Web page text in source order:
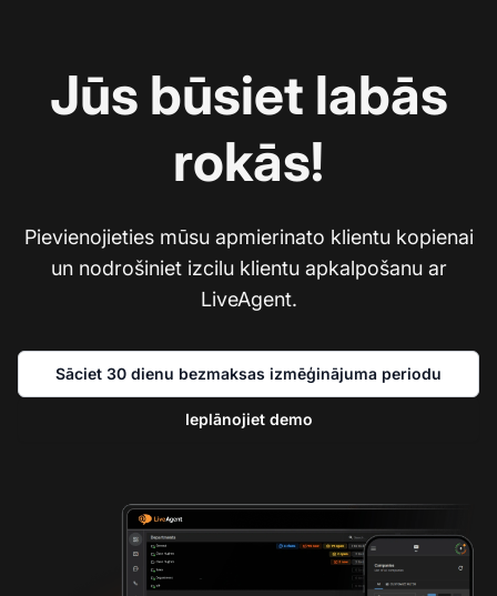
Jūs būsiet labās
rokās!
Pievienojieties mūsu apmierinato klientu kopienai
un nodrošiniet izcilu klientu apkalpošanu ar
LiveAgent.
Sāciet 30 dienu bezmaksas izmēģinājuma periodu
Ieplānojiet demo